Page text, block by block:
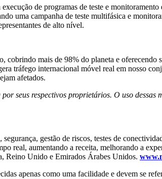
de programas de teste e
uma campanha de teste multifásica e
de alto nível.
cobrindo mais de 98% do planeta e
tráfego internacional móvel real em nosso
afetados.
seus respectivos proprietários. O uso
gestão de riscos, testes de
real, aumentando a receita, melhorando a
Reino Unido e Emirados Árabes Unidos.
apenas como uma facilidade e devem se